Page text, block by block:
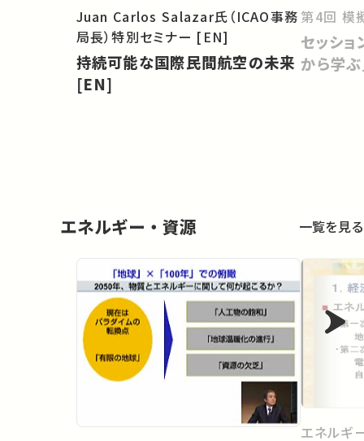
Juan Carlos Salazar氏（ICAO事務
局長）特別セミナー [EN]
持続可能な国際民間航空の未来
[EN]
第4回 模
セッショ
から学ぶ
エネルギー・資源 一覧を見る
エネルギ